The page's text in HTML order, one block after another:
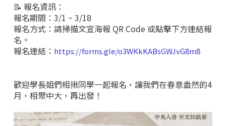
📝 報名資訊：
報名期間：3/1 ~ 3/18
報名方式：請掃描文宣海報 QR Code 或點擊下方連結報
名。
報名連結： https://forms.gle/o3WKkKABsGWJvG8m8
歡迎學長姐們相揪同學一起報名，讓我們在春意盎然的4
月，相聚中大，再出發！